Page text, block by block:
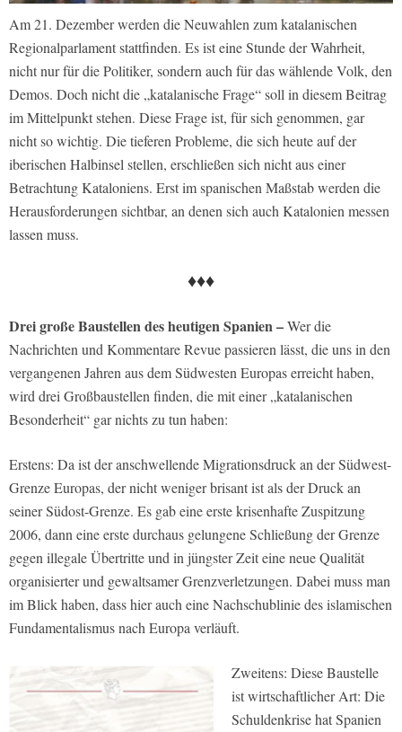
Am 21. Dezember werden die Neuwahlen zum katalanischen
Regionalparlament stattfinden. Es ist eine Stunde der Wahrheit,
nicht nur für die Politiker, sondern auch für das wählende Volk, den
Demos. Doch nicht die „katalanische Frage“ soll in diesem Beitrag
im Mittelpunkt stehen. Diese Frage ist, für sich genommen, gar
nicht so wichtig. Die tieferen Probleme, die sich heute auf der
iberischen Halbinsel stellen, erschließen sich nicht aus einer
Betrachtung Kataloniens. Erst im spanischen Maßstab werden die
Herausforderungen sichtbar, an denen sich auch Katalonien messen
lassen muss.
♦♦♦
Drei große Baustellen des heutigen Spanien –Wer die
Nachrichten und Kommentare Revue passieren lässt, die uns in den
vergangenen Jahren aus dem Südwesten Europas erreicht haben,
wird drei Großbaustellen finden, die mit einer „katalanischen
Besonderheit“ gar nichts zu tun haben:
Erstens: Da ist der anschwellende Migrationsdruck an der Südwest-
Grenze Europas, der nicht weniger brisant ist als der Druck an
seiner Südost-Grenze. Es gab eine erste krisenhafte Zuspitzung
2006, dann eine erste durchaus gelungene Schließung der Grenze
gegen illegale Übertritte und in jüngster Zeit eine neue Qualität
organisierter und gewaltsamer Grenzverletzungen. Dabei muss man
im Blick haben, dass hier auch eine Nachschublinie des islamischen
Fundamentalismus nach Europa verläuft.
Zweitens: Diese Baustelle
ist wirtschaftlicher Art: Die
Schuldenkrise hat Spanien